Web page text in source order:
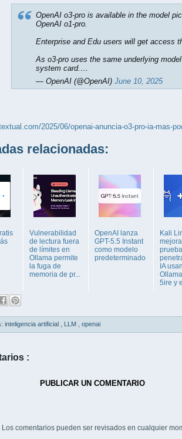
OpenAI o3-pro is available in the model
OpenAI o1-pro.
Enterprise and Edu users will get access
As o3-pro uses the same underlying
system card.…
— OpenAI (@OpenAI) June 10, 2025
2025/06/openai-anuncia-o3-pro-ia-mas-
relacionadas:
Vulnerabilidad
de lectura fuera
de límites en
Ollama permite
la fuga de
memoria de pr...
OpenAI lanza
GPT-5.5 Instant
como modelo
predeterminado
Kali
IA
5ire y
inteligencia artificial LLM openai
:
PUBLICAR UN COMENTARIO
Los comentarios pueden ser revisados en cualquier